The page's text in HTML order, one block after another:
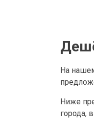
На
Ниже
города,